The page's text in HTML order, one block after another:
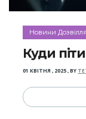
Новини Дозвілля
Куди
01 КВІТНЯ , 2025,BY